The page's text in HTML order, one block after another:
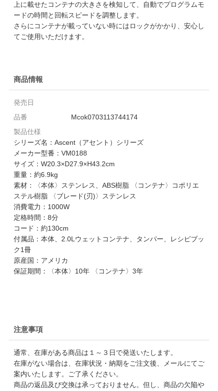
上に載せたコンテナの大きさを検知して、自動でプログラムモ
ードの時間と回転スピードを調整します。
さらにコンテナが載っていない時にはロックがかかり、安心し
てご使用いただけます。
商品情報
発売日
品番
Mcok0703113744174
製品仕様
シリーズ名：Ascent（アセント）シリーズ
メーカー型番：VM0188
サイズ：W20.3×D27.9×H43.2cm
重量：約6.9kg
素材：〈本体〉ステンレス、ABS樹脂 〈コンテナ〉コポリエ
ステル樹脂 〈ブレード(刃)〉ステンレス
消費電力：1000W
定格時間：8分
コード：約130cm
付属品：本体、2.0Lウェットコンテナ、タンパー、レシピブッ
ク1冊
原産国：アメリカ
保証期間：〈本体〉10年 〈コンテナ〉3年
注意事項
通常、在庫がある商品は１～３日で発送いたします。
在庫がない場合は、在庫状況・納期をご注文後、メールにてご
案内いたします。ご了承ください。
商品の返品及び交換は承っておりません。但し、商品の欠陥や